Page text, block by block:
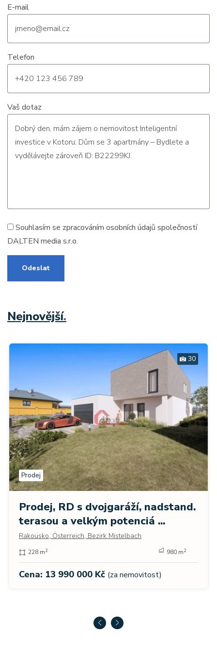
E-mail
Telefon
Vaš dotaz
Souhlasím se zpracováním osobních údajů společností
DALTEN media s.r.o.
Odeslat
Nejnovější.
30
Prodej
Prodej, RD s dvojgaráží, nadstand.
terasou a velkým potenciá ...
Rakousko, Österreich, Bezirk Mistelbach
228 m2 980 m2
Cena: 13 990 000 Kč (za nemovitost)